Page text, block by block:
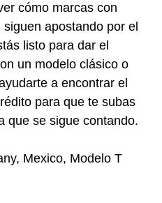
cómo marcas con
apostando por el
listo para dar el
un modelo clásico o
a encontrar el
para que te subas
que se sigue contando.
Mexico, Modelo T